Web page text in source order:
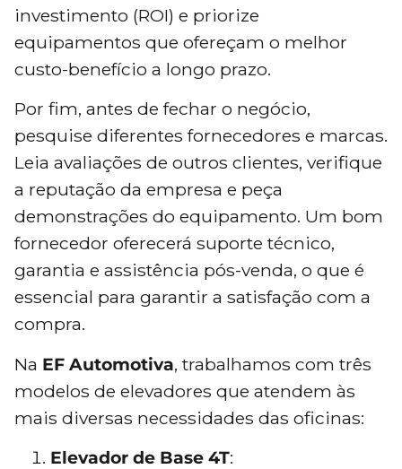
investimento (ROI) e priorize
equipamentos que ofereçam o melhor
custo-benefício a longo prazo.
Por fim, antes de fechar o negócio,
pesquise diferentes fornecedores e marcas.
Leia avaliações de outros clientes, verifique
a reputação da empresa e peça
demonstrações do equipamento. Um bom
fornecedor oferecerá suporte técnico,
garantia e assistência pós-venda, o que é
essencial para garantir a satisfação com a
compra.
Na EF Automotiva, trabalhamos com três
modelos de elevadores que atendem às
mais diversas necessidades das oficinas:
Elevador de Base 4T: